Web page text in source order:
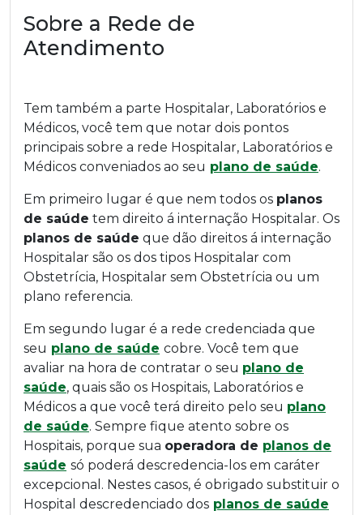
Sobre a Rede de
Atendimento
Tem também a parte Hospitalar, Laboratórios e
Médicos, você tem que notar dois pontos
principais sobre a rede Hospitalar, Laboratórios e
Médicos conveniados ao seu plano de saúde.
Em primeiro lugar é que nem todos os planos
de saúde tem direito á internação Hospitalar. Os
planos de saúde que dão direitos á internação
Hospitalar são os dos tipos Hospitalar com
Obstetrícia, Hospitalar sem Obstetrícia ou um
plano referencia.
Em segundo lugar é a rede credenciada que
seu plano de saúde cobre. Você tem que
avaliar na hora de contratar o seu plano de
saúde, quais são os Hospitais, Laboratórios e
Médicos a que você terá direito pelo seu plano
de saúde. Sempre fique atento sobre os
Hospitais, porque sua operadora de planos de
saúde só poderá descredencia-los em caráter
excepcional. Nestes casos, é obrigado substituir o
Hospital descredenciado dos planos de saúde